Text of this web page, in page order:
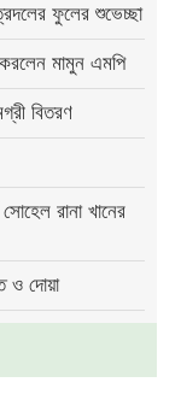
ফুলের শুভেচ্ছা
করলেন মামুন এমপি
বিতরণ
রানা খানের
ও দোয়া